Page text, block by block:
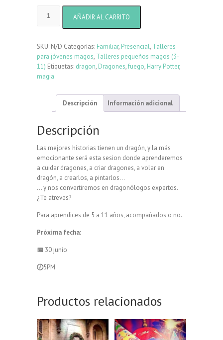
cantidad
AÑADIR AL CARRITO
SKU: N/D Categorías: Familiar, Presencial, Talleres
para jóvenes magos, Talleres pequeños magos (3-
11) Etiquetas: dragon, Dragones,fuego, Harry Potter,
magia
Descripción Información adicional
Descripción
Las mejores historias tienen un dragón, y la más
emocionante será esta sesion donde aprenderemos
a cuidar dragones, a criar dragones, a volar en
dragón, a crearlos, a pintarlos…
… y nos convertiremos en dragonólogos expertos.
¿Te atreves?
Para aprendices de 5 a 11 años, acompañados o no.
Próxima fecha:
📅 30 junio
🕖5PM
Productos relacionados